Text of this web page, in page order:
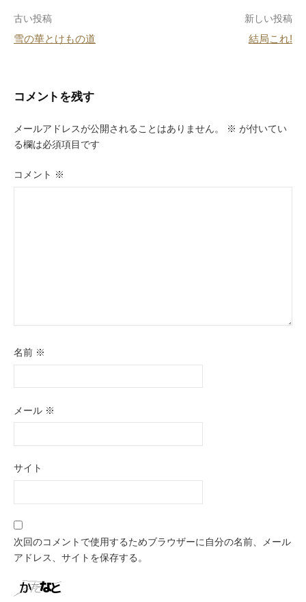
o
k
投
稿
ビ
ゲ
ー
シ
古い投稿
雪の華とけもの道
新しい投稿
結局これ!
コメントを残す
メールアドレスが公開されることはありません。 ※ が付いてい
る欄は必須項目です
コメント ※
名前 ※
メール ※
サイト
次回のコメントで使用するためブラウザーに自分の名前、メール
アドレス、サイトを保存する。